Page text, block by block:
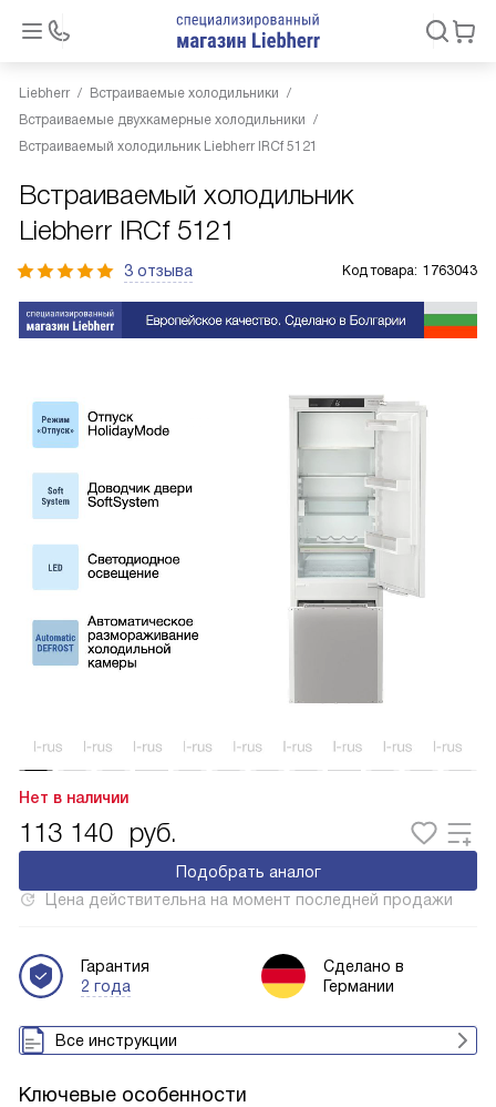
Liebherr
Встраиваемые холодильники
Встраиваемые двухкамерные холодильники
Встраиваемый холодильник Liebherr IRCf 5121
Встраиваемый холодильник
Liebherr IRCf 5121
3 отзыва Код товара: 1763043
Нет в наличии
113 140 руб.
Подобрать аналог
Цена действительна на момент последней продажи
Гарантия
2 года
Сделано в
Германии
Все инструкции
Ключевые особенности